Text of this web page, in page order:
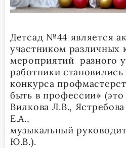
Детсад №44 является
участником различных
мероприятий разного
работники
конкурса
быть в профессии» (это
Вилкова Л.В.,
Е.А.,
музыкальный
Ю.В.).